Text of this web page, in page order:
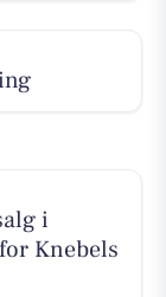
i
Knebels